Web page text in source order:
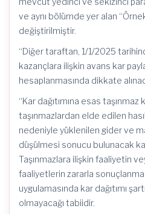
ve aynı bölümde yer alan
değiştirilmiştir.
“Diğer taraftan, 1/1/2025
kazançlara ilişkin avans kar
hesaplanmasında dikkate
“Kar dağıtımına esas taşınmaz
taşınmazlardan elde edilen
nedeniyle yüklenilen gider ve
düşülmesi sonucu bulunacak
Taşınmazlara ilişkin faaliyetin
faaliyetlerin zararla
uygulamasında kar dağıtımı
olmayacağı tabiidir.